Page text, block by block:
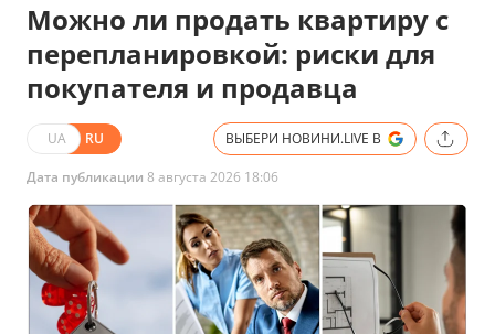
Можно ли продать квартиру с
перепланировкой: риски для
покупателя и продавца
UA RU ВЫБЕРИ НОВИНИ.LIVE В
Дата публикации 8 августа 2026 18:06